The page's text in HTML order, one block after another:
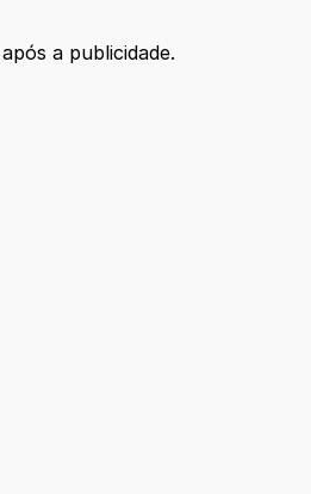
a publicidade.